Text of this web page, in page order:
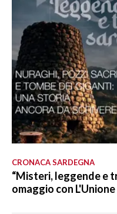
CRONACA SARDEGNA
“Misteri, leggende e
omaggio con